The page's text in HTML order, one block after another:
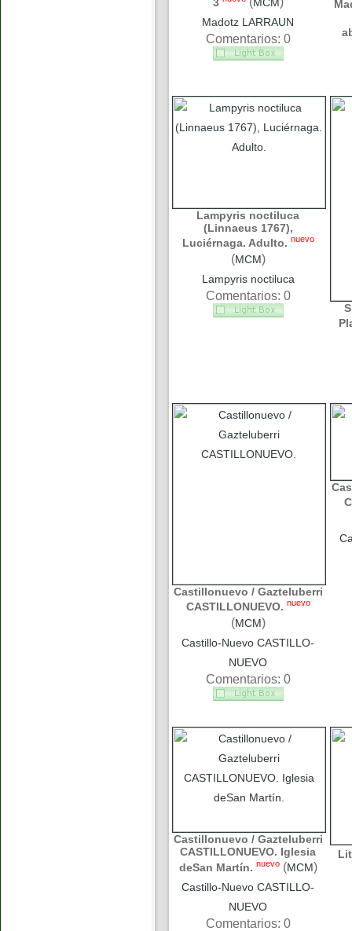
Madotz LARRAUN
Comentarios: 0
Lampyris noctiluca
(Linnaeus 1767),
Luciérnaga. Adulto. nuevo
(MCM)
Lampyris noctiluca
Comentarios: 0
Castillonuevo / Gazteluberri
CASTILLONUEVO. nuevo
(MCM)
Castillo-Nuevo CASTILLO-
NUEVO
Comentarios: 0
Castillonuevo / Gazteluberri
CASTILLONUEVO. Iglesia
deSan Martín. nuevo (MCM)
Castillo-Nuevo CASTILLO-
NUEVO
Comentarios: 0